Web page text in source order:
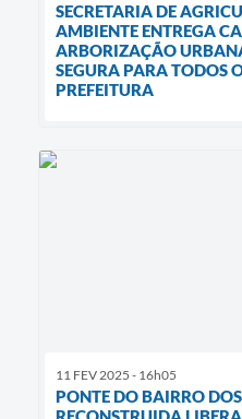
SECRETARIA DE
AMBIENTE ENTREGA
ARBORIZAÇÃO
SEGURA PARA TODOS
PREFEITURA
11 FEV 2025 - 16h05
PONTE DO BAIRRO